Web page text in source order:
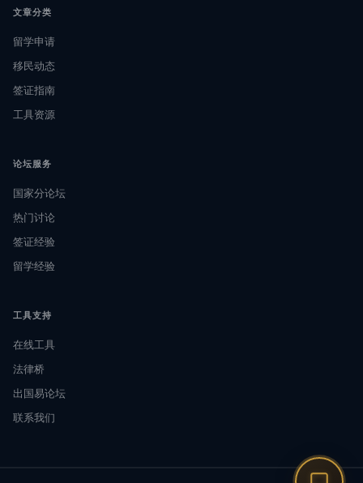
文章分类
留学申请
移民动态
签证指南
工具资源
论坛服务
国家分论坛
热门讨论
签证经验
留学经验
工具支持
在线工具
法律桥
出国易论坛
联系我们